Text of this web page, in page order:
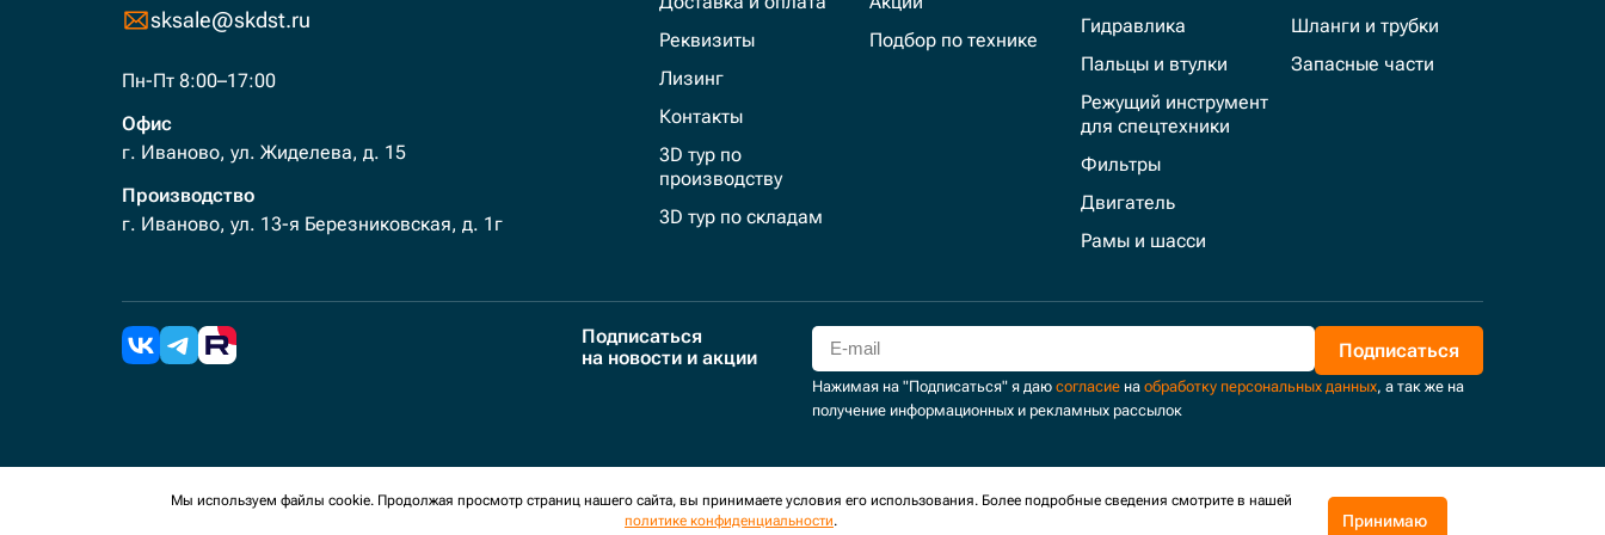
sksale@skdst.ru
Пн-Пт 8:00–17:00
Офис
г. Иваново, ул. Жиделева, д. 15
Производство
г. Иваново, ул. 13-я Березниковская, д. 1г
Реквизиты
Лизинг
Контакты
3D тур по
производству
3D тур по складам
Подбор по технике
Гидравлика
Пальцы и втулки
Режущий инструмент
для спецтехники
Фильтры
Двигатель
Рамы и шасси
Шланги и трубки
Запасные части
Подписаться
на новости и акции
Подписаться
Нажимая на "Подписаться" я даю согласиена обработку персональных данных, а так же на
получение информационных и рекламных рассылок
2026 Все права защищены. Мы используем cookies для сбора обезличенных персональных данных. Оставаясь на
Поддержка и развитие
Мы используем файлы cookie. Продолжая просмотр страниц нашего сайта, вы принимаете условия его использования. Более подробные сведения смотрите в нашей
политике конфиденциальности. Принимаю